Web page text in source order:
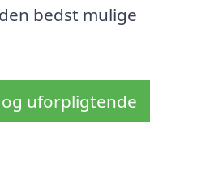
bedst mulige
uforpligtende